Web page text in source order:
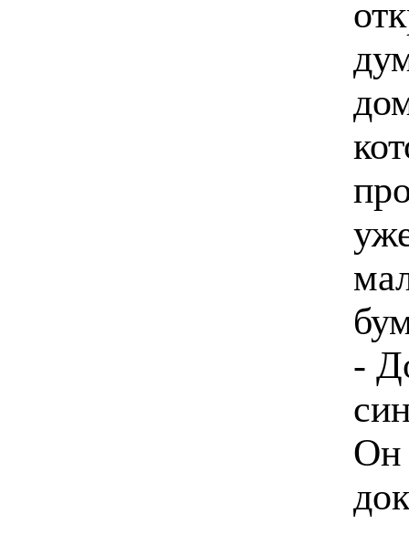
-
Он